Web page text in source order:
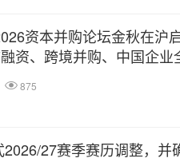
资本并购论坛金秋在沪启
资、跨境并购、中国企业
875
27赛季赛历调整，并